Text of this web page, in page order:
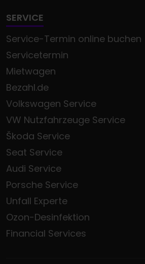
SERVICE
Service-Termin online buchen
Servicetermin
Mietwagen
Bezahl.de
Volkswagen Service
VW Nutzfahrzeuge Service
Škoda Service
Seat Service
Audi Service
Porsche Service
Unfall Experte
Ozon-Desinfektion
Financial Services